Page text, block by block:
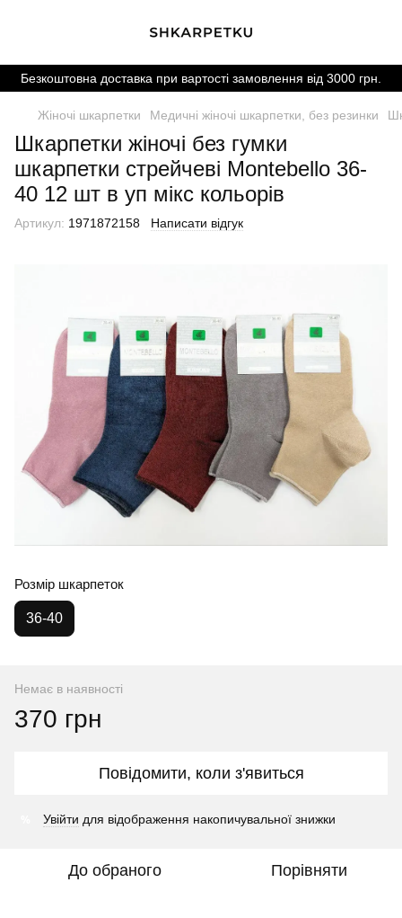
Безкоштовна доставка при вартості замовлення від 3000 грн.
Жіночі шкарпетки Медичні жіночі шкарпетки, без резинки
Шкарпетки жіночі без гумки
шкарпетки стрейчеві Montebello 36-
40 12 шт в уп мікс кольорів
Артикул: 1971872158 Написати відгук
Розмір шкарпеток
36-40
Немає в наявності
370 грн
Повідомити, коли з'явиться
Увійти для відображення накопичувальної знижки
До обраного Порівняти